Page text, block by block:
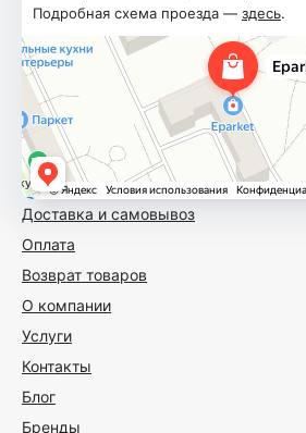
Доставка и самовывоз
Оплата
Возврат товаров
О компании
Услуги
Контакты
Блог
Бренды
Подробная схема проезда — здесь.